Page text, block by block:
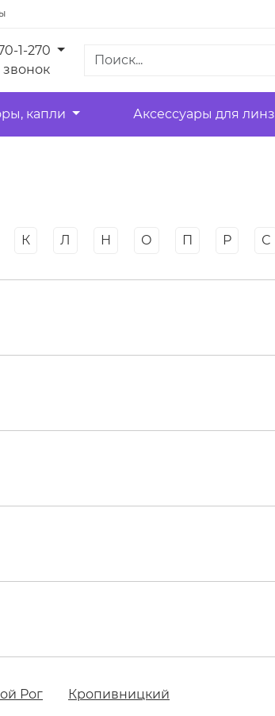
1-270
звонок
капли Аксессуары для линз
К Л Н О П Р С
Рог Кропивницкий